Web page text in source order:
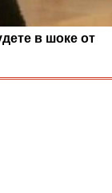
в шоке от